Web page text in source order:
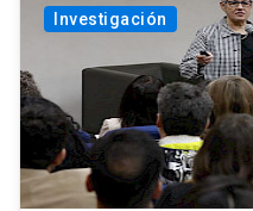
Investigación